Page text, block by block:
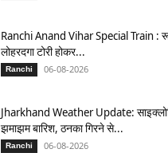
Ranchi Anand Vihar Special Train :
लोहरदगा टोरी होकर...
Ranchi 06-08-2026
Jharkhand Weather Update:
झमाझम बारिश, ठनका गिरने से...
Ranchi 06-08-2026